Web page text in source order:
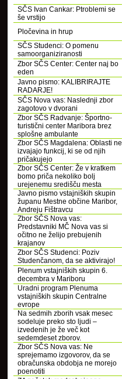
SČS Ivan Cankar: Ptroblemi se
še vrstijo
Pločevina in hrup
SČS Studenci: O pomenu
samoorganiziranosti
Zbor SČS Center: Center naj bo
eden
Javno pismo: KALIBRIRAJTE
RADARJE!
SČS Nova vas: Naslednji zbor
zagotovo v dvorani
Zbor SČS Radvanje: Športno-
turistični center Maribora brez
splošne ambulante
Zbor SČS Magdalena: Oblasti ne
izvajajo funkcij, ki se od njih
pričakujejo
Zbor SČS Center: Že v kratkem
bomo priča nekoliko bolj
urejenemu središču mesta
Javno pismo vstajniških skupin
županu Mestne občine Maribor,
Andreju Fištravcu
Zbor SČS Nova vas:
Predstavniki MČ Nova vas si
očitno ne želijo prebujenih
krajanov
Zbor SČS Studenci: Poziv
Studenčanom, da se aktivirajo!
Plenum vstajniških skupin 6.
decembra v Mariboru
Uradni program Plenuma
vstajniških skupin Centralne
evrope
Na sedmih zborih vsak mesec
sodeluje preko sto ljudi –
izvedenih je že več kot
sedemdeset zborov.
Zbor SČS Nova vas: Ne
sprejemamo izgovorov, da se
obračunska obdobja ne morejo
poenotiti